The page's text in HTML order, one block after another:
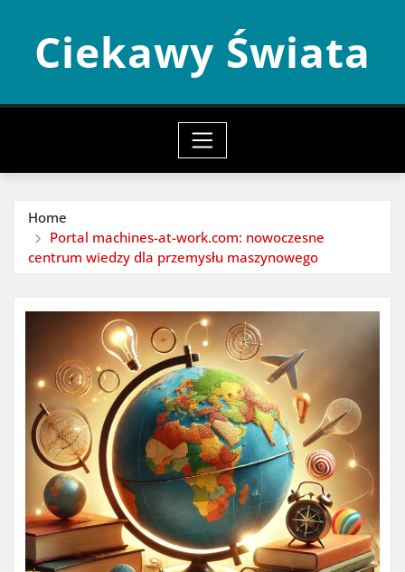
contentCiekawy Świata
Home
Portal machines-at-work.com: nowoczesne
centrum wiedzy dla przemysłu maszynowego